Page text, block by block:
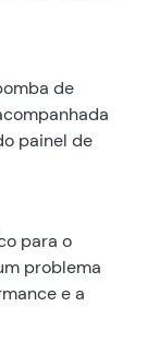
de
painel de
para o
problema
e a